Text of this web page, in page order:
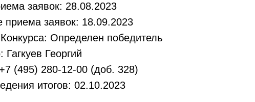
заявок: 28.08.2023
приема заявок: 18.09.2023
Конкурса: Определен победитель
Георгий
(495) 280-12-00 (доб. 328)
итогов: 02.10.2023